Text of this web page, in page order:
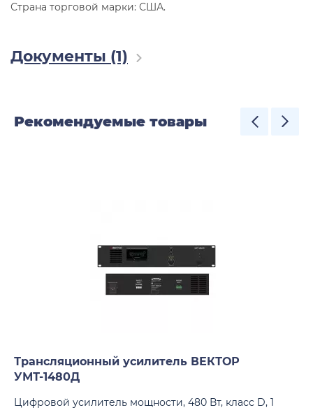
Страна торговой марки: США.
Документы (1)
Рекомендуемые товары
Трансляционный усилитель ВЕКТОР
УМТ-1480Д
Цифровой усилитель мощности, 480 Вт, класс D, 1